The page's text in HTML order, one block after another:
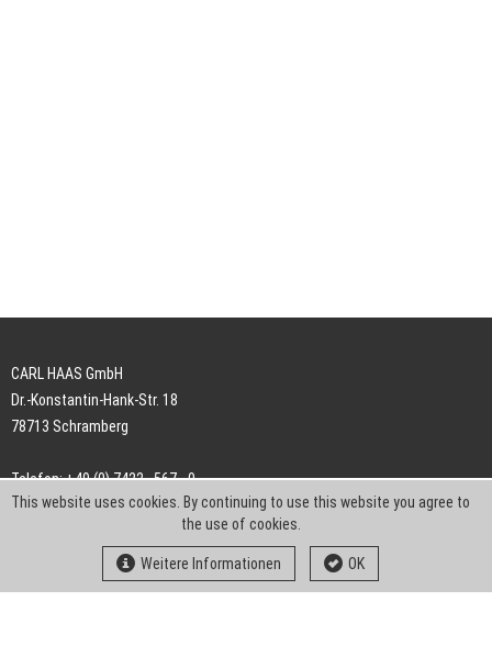
CARL HAAS GmbH
Dr.-Konstantin-Hank-Str. 18
78713 Schramberg
Telefon: +49 (0) 7422 . 567 - 0
Telefax: +49 (0) 7422 . 567 - 239
info-ch@kern-liebers.com
This website uses cookies. By continuing to use this website you agree to
the use of cookies.
Weitere Informationen OK